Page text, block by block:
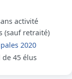
activité
(sauf retraité)
2020
45 élus